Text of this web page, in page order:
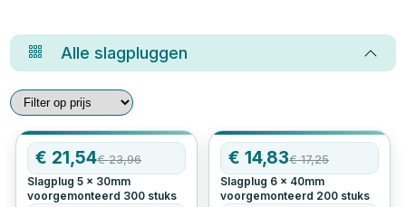
Alleslagpluggen
AANBIEDING
€ 21,54€23,96
Slagplug 5 x 30mm
voorgemonteerd 300 stuks
AANBIEDING
€ 14,83€17,25
Slagplug 6 x 40mm
voorgemonteerd 200 stuks